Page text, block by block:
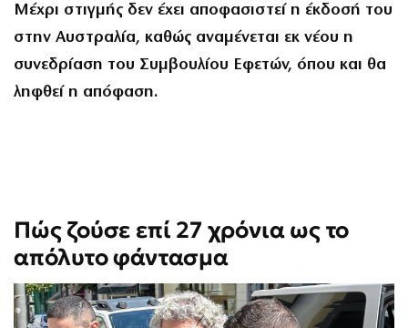
Μέχρι στιγμής δεν έχει αποφασιστεί η έκδοσή του
στην Αυστραλία, καθώς αναμένεται εκ νέου η
συνεδρίαση του Συμβουλίου Εφετών, όπου και θα
ληφθεί η απόφαση.
Πώς ζούσε επί 27 χρόνια ως το
απόλυτο φάντασμα